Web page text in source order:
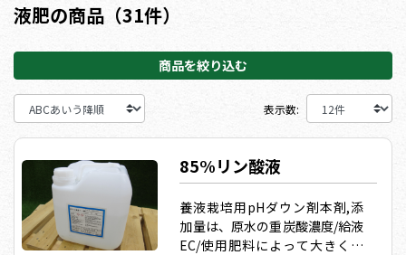
液肥の商品（31件）
商品を絞り込む
表示数:
85%リン酸液
養液栽培用pHダウン剤本剤,添
加量は、原水の重炭酸濃度/給液
EC/使用肥料によって大きく変